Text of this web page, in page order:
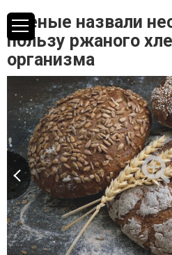
Ученые назвали
пользу ржаного
организма